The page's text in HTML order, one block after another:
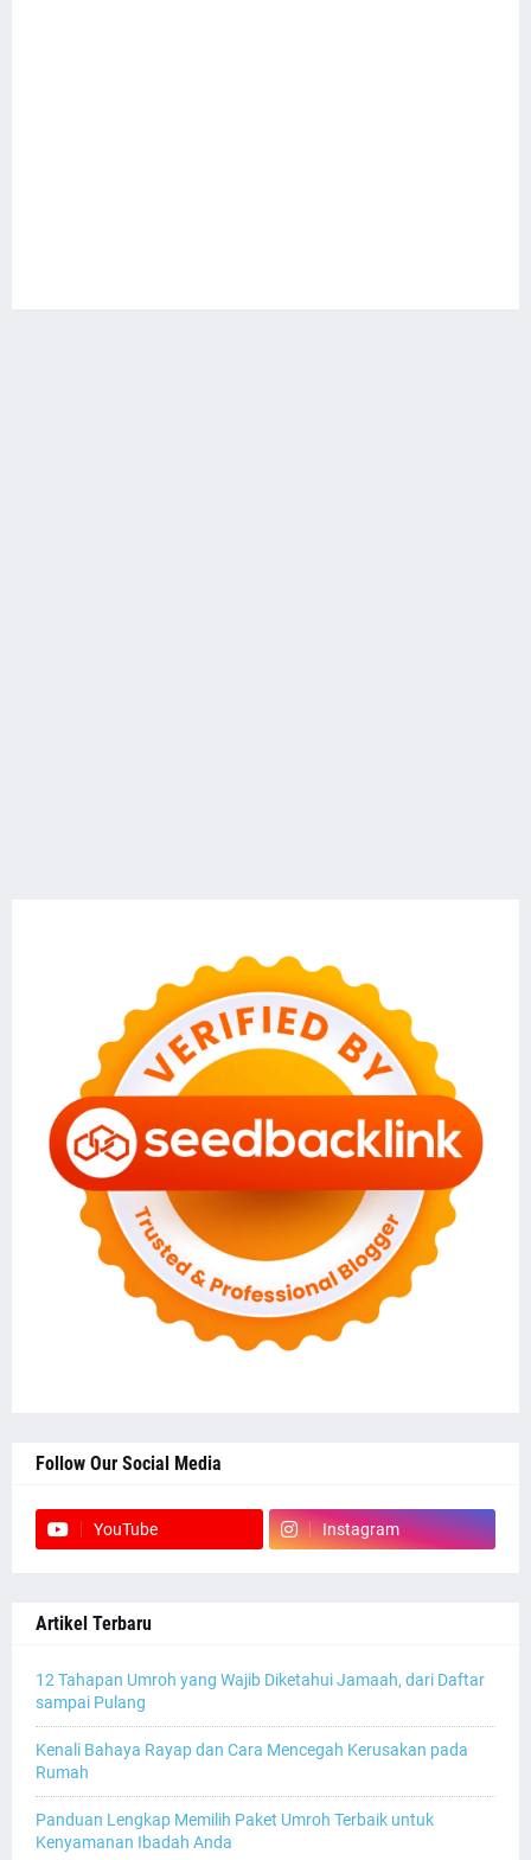
Follow Our Social Media
YouTube Instagram
Artikel Terbaru
12 Tahapan Umroh yang Wajib Diketahui Jamaah, dari Daftar
sampai Pulang
Kenali Bahaya Rayap dan Cara Mencegah Kerusakan pada
Rumah
Panduan Lengkap Memilih Paket Umroh Terbaik untuk
Kenyamanan Ibadah Anda